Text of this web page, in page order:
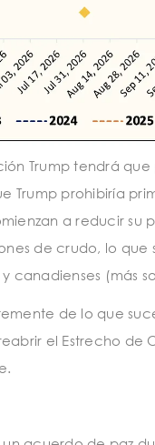
Trump tendrá
Trump prohibiría
a reducir
de crudo, lo que
canadienses (más
de lo que
el Estrecho de